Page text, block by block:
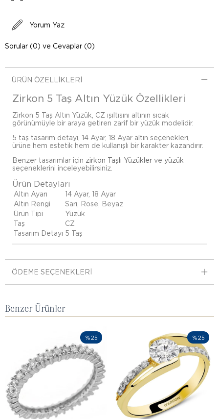
Yorum Yaz
Sorular (0) ve Cevaplar (0)
ÜRÜN ÖZELLIKLERI
Zirkon 5 Taş Altın Yüzük Özellikleri
Zirkon 5 Taş Altın Yüzük, CZ ışıltısını altının sıcak
görünümüyle bir araya getiren zarif bir yüzük modelidir.
5 taş tasarım detayı, 14 Ayar, 18 Ayar altın seçenekleri,
ürüne hem estetik hem de kullanışlı bir karakter kazandırır.
Benzer tasarımlar için zirkon Taşlı Yüzükler ve yüzük
seçeneklerini inceleyebilirsiniz.
Ürün Detayları
Altın Ayarı
14 Ayar, 18 Ayar
Altın Rengi
Sarı, Rose, Beyaz
Ürün Tipi
Yüzük
Taş
CZ
Tasarım Detayı 5 Taş
ÖDEME SEÇENEKLERI
Benzer Ürünler
%25 %25